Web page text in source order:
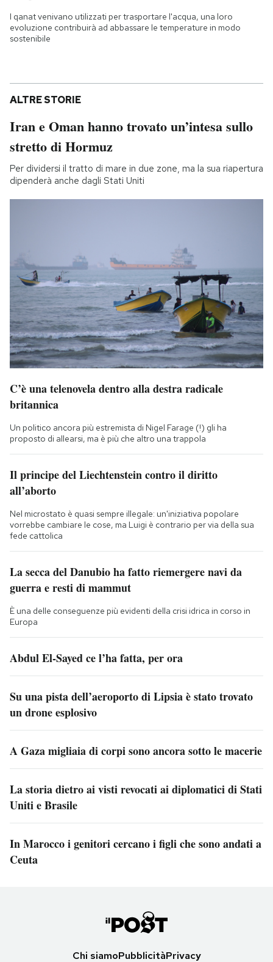
I qanat venivano utilizzati per trasportare l'acqua, una loro
evoluzione contribuirà ad abbassare le temperature in modo
sostenibile
ALTRE STORIE
Iran e Oman hanno trovato un’intesa sullo
stretto di Hormuz
Per dividersi il tratto di mare in due zone, ma la sua riapertura
dipenderà anche dagli Stati Uniti
C’è una telenovela dentro alla destra radicale
britannica
Un politico ancora più estremista di Nigel Farage (!) gli ha
proposto di allearsi, ma è più che altro una trappola
Il principe del Liechtenstein contro il diritto
all’aborto
Nel microstato è quasi sempre illegale: un'iniziativa popolare
vorrebbe cambiare le cose, ma Luigi è contrario per via della sua
fede cattolica
La secca del Danubio ha fatto riemergere navi da
guerra e resti di mammut
È una delle conseguenze più evidenti della crisi idrica in corso in
Europa
Abdul El-Sayed ce l’ha fatta, per ora
Su una pista dell’aeroporto di Lipsia è stato trovato
un drone esplosivo
A Gaza migliaia di corpi sono ancora sotto le macerie
La storia dietro ai visti revocati ai diplomatici di Stati
Uniti e Brasile
In Marocco i genitori cercano i figli che sono andati a
Ceuta
Chi siamoPubblicitàPrivacy